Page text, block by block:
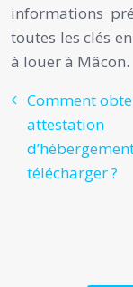
informations
toutes les clés
à louer à Mâcon.
Comment
attestation
télécharger ?